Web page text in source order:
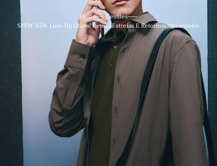
Home
Desfiles
SPFW N59: Line-Up Oficial Revela Estreias E Retornos Aguardados